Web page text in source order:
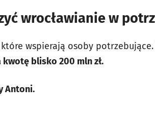
wrocławianie w
wspierają osoby potrzebujące.
blisko 200 mln zł.
Antoni.